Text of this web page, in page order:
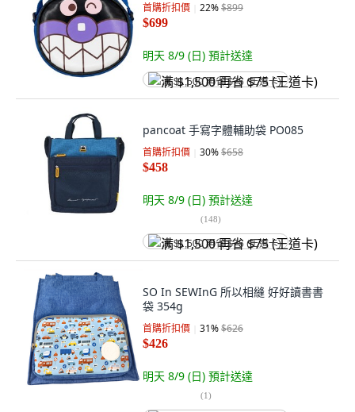
首購折扣價 22%$899
$699
明天 8/9 (日) 預計送達
满 $1,500 再省 $75 (王道卡)
pancoat 手寫字體輔助袋 PO085
首購折扣價 30%$658
$458
明天 8/9 (日) 預計送達
(148)
满 $1,500 再省 $75 (王道卡)
SO In SEWInG 所以相縫 好好讀書書
袋 354g
首購折扣價 31%$626
$426
明天 8/9 (日) 預計送達
(1)